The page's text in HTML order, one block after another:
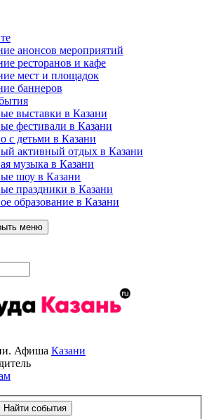
анонсов мероприятий
ресторанов и кафе
мест и площадок
баннеров
выставки в Казани
фестивали в Казани
с детьми в Казани
активный отдых в Казани
музыка в Казани
шоу в Казани
праздники в Казани
образование в Казани
меню
Афиша Казани